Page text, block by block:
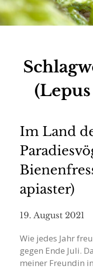
Im Land
apiaster)
19. August 2021
Wie jedes Jahr
gegen Ende Juli.
meiner Freundin